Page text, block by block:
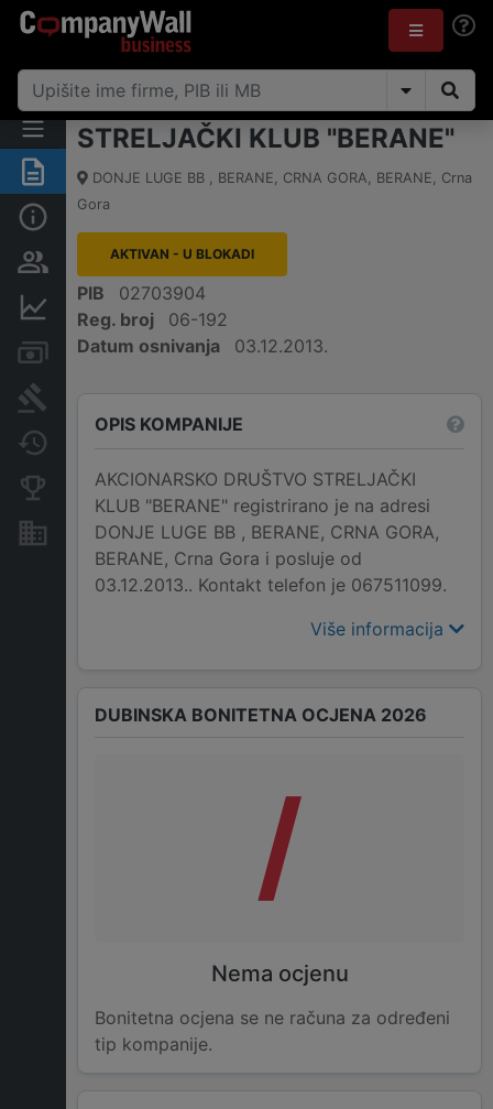
Sažetak
Osobe i vlasništvo
Računi i blokade
Arhiva sudskih objava
Konkurentne kompanije
Nekretnine i imovina
STRELJAČKI KLUB "BERANE"
DONJE LUGE BB , BERANE, CRNA GORA, BERANE, Crna
Gora
AKTIVAN - U BLOKADI
PIB
02703904
Reg. broj
06-192
Datum osnivanja
03.12.2013.
OPIS KOMPANIJE
AKCIONARSKO DRUŠTVO STRELJAČKI
KLUB "BERANE" registrirano je na adresi
DONJE LUGE BB , BERANE, CRNA GORA,
BERANE, Crna Gora i posluje od
03.12.2013.. Kontakt telefon je 067511099.
Više informacija
DUBINSKA BONITETNA OCJENA 2026
/
Nema ocjenu
Bonitetna ocjena se ne računa za određeni
tip kompanije.